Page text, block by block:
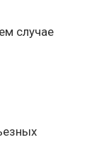
случае